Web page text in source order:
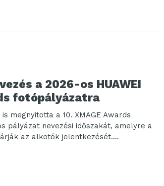
a 2026-os HUAWEI
fotópályázatra
megnyitotta a 10. XMAGE Awards
pályázat nevezési időszakát, amelyre a
az alkotók jelentkezését....